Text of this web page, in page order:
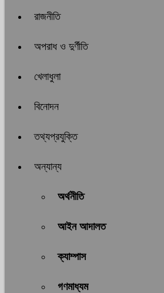
রাজনীতি
অপরাধ ও দুর্ণীতি
খেলাধুলা
বিনোদন
তথ্যপ্রযুক্তি
অন্যান্য
অর্থনীতি
আইন আদালত
ক্যাম্পাস
গণমাধ্যম